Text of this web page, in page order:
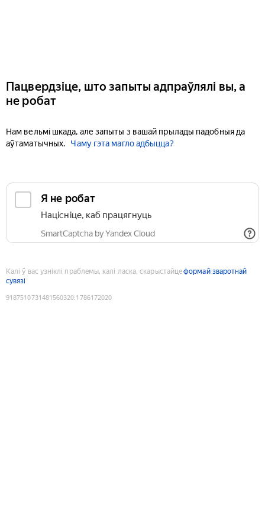
Пацвердзіце, што запыты адпраўлялі вы, а
не робат
Нам вельмі шкада, але запыты з вашай прылады падобныя да
аўтаматычных.
Чаму гэта магло адбыцца?
Я не робат
Націсніце, каб працягнуць
SmartCaptcha by Yandex Cloud
Калі ў вас узніклі праблемы, калі ласка, скарыстайцеформай зваротнай
сувязі
9187510731481560320:1786172020